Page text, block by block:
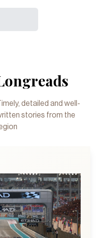
detailed and well-
stories from the